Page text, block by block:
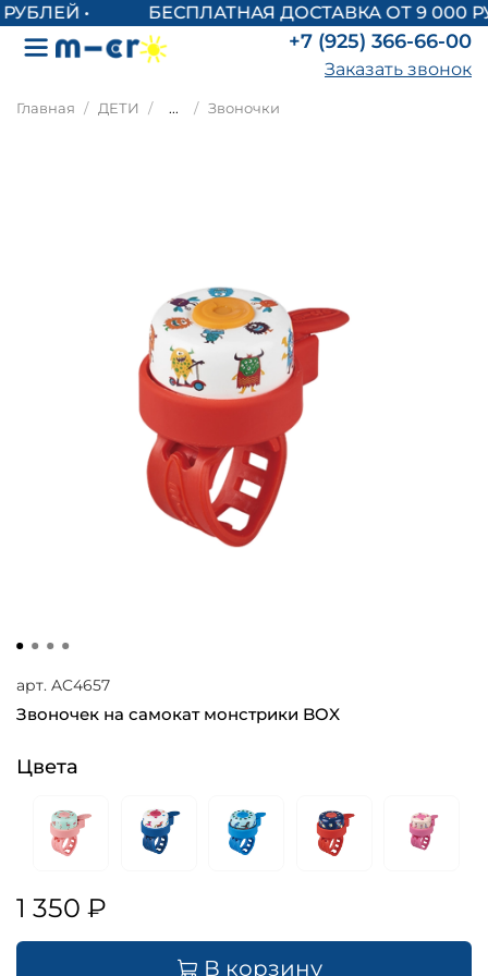
БЕСПЛАТНАЯ ДОСТАВКА ОТ 9 000
+7 (925) 366-66-00
Заказать звонок
Главная ДЕТИ ... Звоночки
арт. AC4657
Звоночек на самокат монстрики BOX
Цвета
1 350 ₽
В корзину